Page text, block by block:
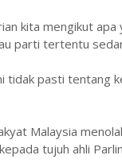
kita mengikut apa
parti tertentu
tidak pasti tentang
Malaysia
tujuh ahli